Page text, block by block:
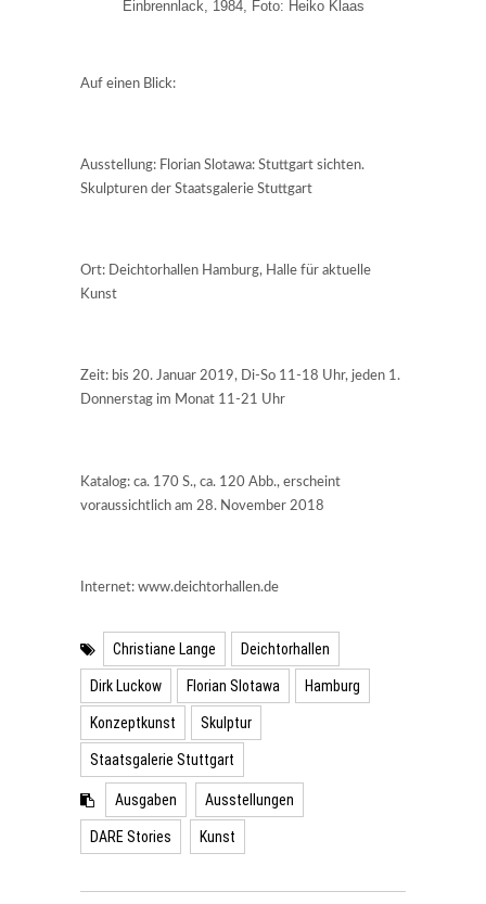
Einbrennlack, 1984, Foto: Heiko Klaas
Auf einen Blick:
Ausstellung: Florian Slotawa: Stuttgart sichten.
Skulpturen der Staatsgalerie Stuttgart
Ort: Deichtorhallen Hamburg, Halle für aktuelle
Kunst
Zeit: bis 20. Januar 2019, Di-So 11-18 Uhr, jeden 1.
Donnerstag im Monat 11-21 Uhr
Katalog: ca. 170 S., ca. 120 Abb., erscheint
voraussichtlich am 28. November 2018
Internet: www.deichtorhallen.de
Christiane Lange Deichtorhallen
Dirk Luckow Florian Slotawa Hamburg
Konzeptkunst Skulptur
Staatsgalerie Stuttgart
Ausgaben Ausstellungen
DARE Stories Kunst